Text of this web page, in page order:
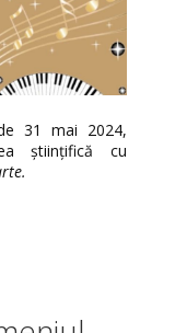
31 mai 2024,
științifică cu